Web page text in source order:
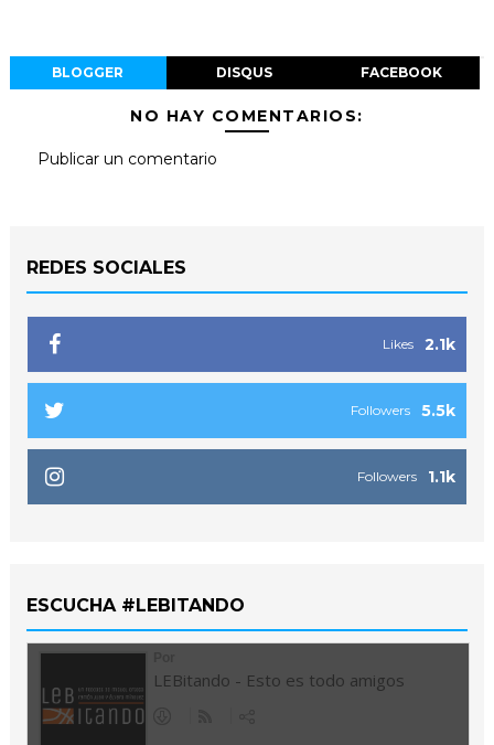
BLOGGER DISQUS FACEBOOK
NO HAY COMENTARIOS:
Publicar un comentario
REDES SOCIALES
2.1k
Likes
5.5k
Followers
1.1k
Followers
ESCUCHA #LEBITANDO